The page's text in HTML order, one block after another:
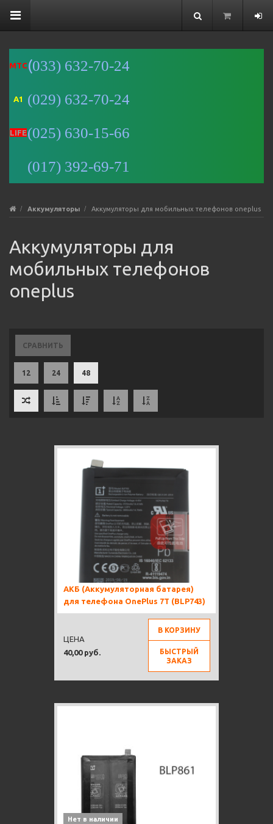
MTC (033) 632-70-24
A1 (029) 632-70-24
LIFE(025) 630-15-66
(017) 392-69-71
Аккумуляторы Аккумуляторы для мобильных телефонов oneplus
Аккумуляторы для
мобильных телефонов
oneplus
СРАВНИТЬ
12 24 48
АКБ (Аккумуляторная батарея)
для телефона OnePlus 7T (BLP743)
40,00 руб.
ЦЕНА
В КОРЗИНУ
БЫСТРЫЙ
ЗАКАЗ
Нет в наличии